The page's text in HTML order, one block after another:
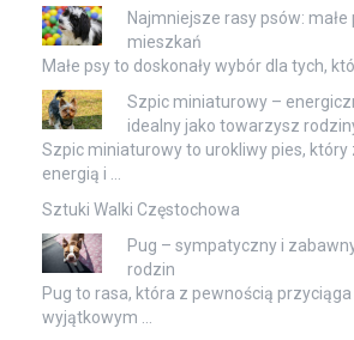
Najmniejsze rasy psów: małe
mieszkań
Małe psy to doskonały wybór dla tych,
Szpic miniaturowy –
idealny jako towarzysz
Szpic miniaturowy to urokliwy pies, który
energią i …
Sztuki Walki Częstochowa
Pug – sympatyczny i
rodzin
Pug to rasa, która z pewnością
wyjątkowym …